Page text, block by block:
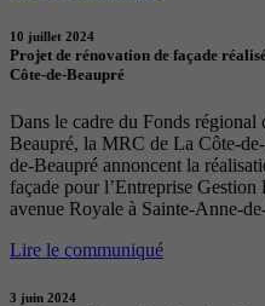
10 juillet 2024
Projet de rénovation de façade
Côte-de-Beaupré
Dans le cadre du Fonds régional
Beaupré, la MRC de La Côte-
de-Beaupré annoncent la
façade pour l’Entreprise
avenue Royale à Sainte-Anne-
Lire le communiqué
3 juin 2024